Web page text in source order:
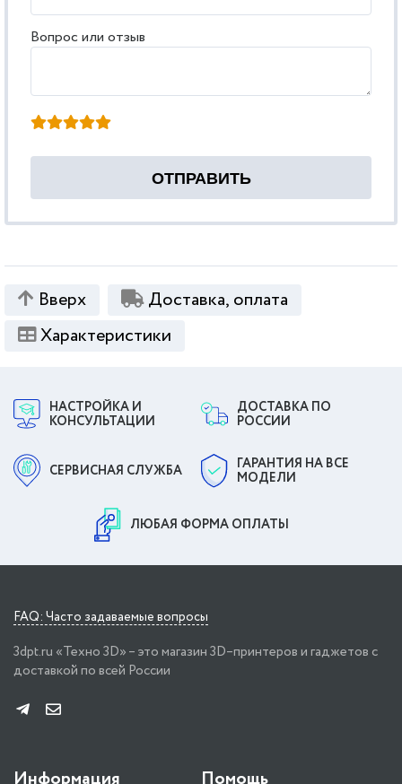
Вопрос или отзыв
Вверх
Доставка, оплата
Характеристики
НАСТРОЙКА И
КОНСУЛЬТАЦИИ
ДОСТАВКА ПО
РОССИИ
СЕРВИСНАЯ СЛУЖБА
ГАРАНТИЯ НА ВСЕ
МОДЕЛИ
ЛЮБАЯ ФОРМА ОПЛАТЫ
FAQ: Часто задаваемые вопросы
3dpt.ru «Техно 3D» – это магазин 3D–принтеров и гаджетов с
доставкой по всей России